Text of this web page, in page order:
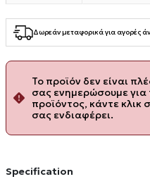
Δωρεάν μεταφορικά για αγορές
Το προϊόν δεν είναι
σας ενημερώσουμε για
προϊόντος, κάντε κλικ
σας ενδιαφέρει.
Specification